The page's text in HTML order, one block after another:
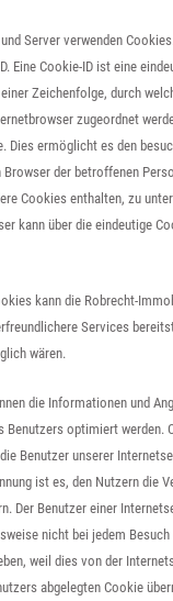
Server verwenden
Eine Cookie-ID ist eine
Zeichenfolge, durch
zugeordnet
Dies ermöglicht es den
der betroffenen
Cookies enthalten, zu
kann über die eindeutige
kann die Robrecht-
Services
wären.
die Informationen und
Benutzers optimiert werden.
Benutzer unserer
ist es, den Nutzern die
Der Benutzer einer
nicht bei jedem
weil dies von der
abgelegten Cookie